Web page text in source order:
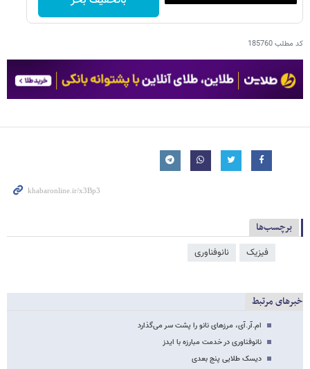
کد مطلب185760
برچسب‌ها
فیزیک نانوفناوری
خبرهای مرتبط
ام.آر.آی، مرزهای نانو را پشت سر می‌گذارد
نانوفناوری در خدمت مبارزه با ایدز
دیسک طلایی پنج بعدی